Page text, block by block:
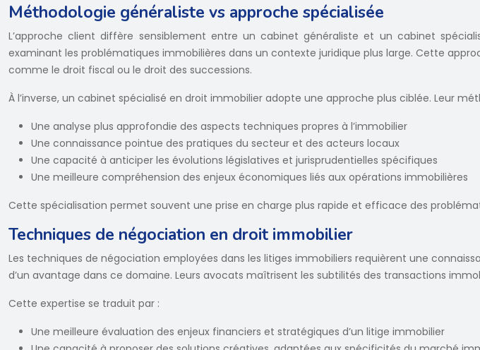
Méthodologie généraliste vs approche spécialisée
L’approche client diffère sensiblement entre un cabinet généraliste et un cabinet
examinant les problématiques immobilières dans un contexte juridique plus large. Cette
comme le droit fiscal ou le droit des successions.
À l’inverse, un cabinet spécialisé en droit immobilier adopte une approche plus ciblée. Leur
Une analyse plus approfondie des aspects techniques propres à l’immobilier
Une connaissance pointue des pratiques du secteur et des acteurs locaux
Une capacité à anticiper les évolutions législatives et jurisprudentielles spécifiques
Une meilleure compréhension des enjeux économiques liés aux opérations immobilières
Cette spécialisation permet souvent une prise en charge plus rapide et efficace des
Techniques de négociation en droit immobilier
Les techniques de négociation employées dans les litiges immobiliers requièrent une
d’un avantage dans ce domaine. Leurs avocats maîtrisent les subtilités des transactions
Cette expertise se traduit par :
Une meilleure évaluation des enjeux financiers et stratégiques d’un litige immobilier